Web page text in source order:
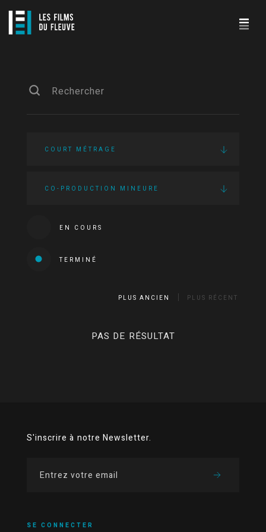
COURT MÉTRAGE
CO-PRODUCTION MINEURE
EN COURS
TERMINÉ
PLUS ANCIEN PLUS RÉCENT
PAS DE RÉSULTAT
S'inscrire à notre Newsletter.
SE CONNECTER